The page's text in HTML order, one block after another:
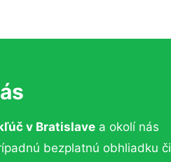
v Bratislave a okolí nás
bezplatnú obhliadku či